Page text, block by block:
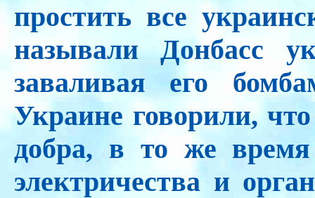
простить все
называли Донбасс
заваливая его
Украине говорили,
добра, в то же
электричества и